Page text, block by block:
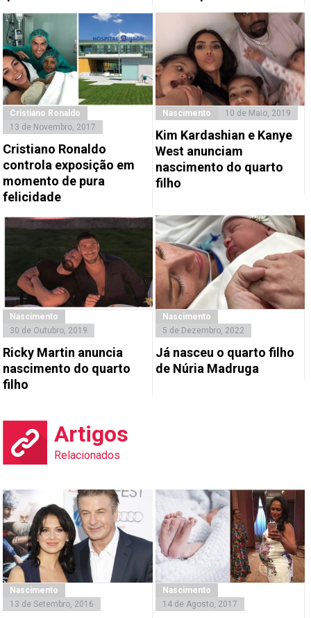
Cristiano Ronaldo
13 de Novembro, 2017
Cristiano Ronaldo
controla exposição em
momento de pura
felicidade
Nascimento 10 de Maio, 2019
Kim Kardashian e Kanye
West anunciam
nascimento do quarto
filho
Nascimento
30 de Outubro, 2019
Ricky Martin anuncia
nascimento do quarto
filho
Nascimento
5 de Dezembro, 2022
Já nasceu o quarto filho
de Núria Madruga
Artigos
Relacionados
Nascimento
13 de Setembro, 2016
Nascimento
14 de Agosto, 2017